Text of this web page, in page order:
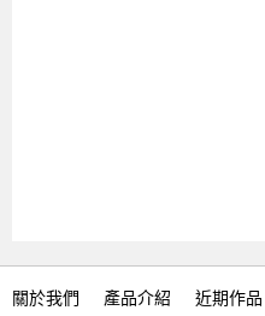
關於我們 產品介紹 近期作品